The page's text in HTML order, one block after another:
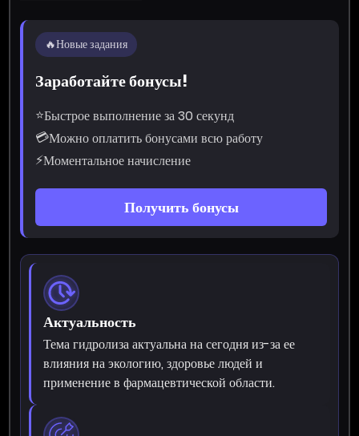
🔥Новые задания
Заработайте бонусы!
⭐Быстрое выполнение за 30 секунд
💳Можно оплатить бонусами всю работу
⚡Моментальное начисление
Получить бонусы
Актуальность
Тема гидролиза актуальна на сегодня из-за ее
влияния на экологию, здоровье людей и
применение в фармацевтической области.